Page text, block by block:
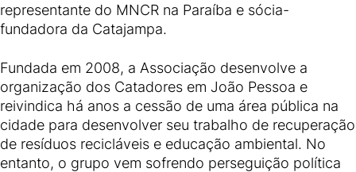
representante do MNCR na Paraíba e sócia-
fundadora da Catajampa.
Fundada em 2008, a Associação desenvolve a
organização dos Catadores em João Pessoa e
reivindica há anos a cessão de uma área pública na
cidade para desenvolver seu trabalho de recuperação
de resíduos recicláveis e educação ambiental. No
entanto, o grupo vem sofrendo perseguição política